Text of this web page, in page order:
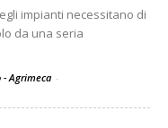
impianti necessitano di
da una seria
- Agrimeca -